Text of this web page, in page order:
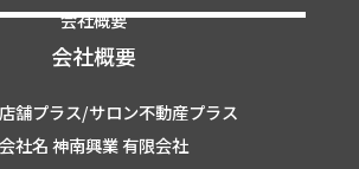
会社概要
会社概要
舗プラス/サロン不動産プラス
会社名 神南興業 有限会社